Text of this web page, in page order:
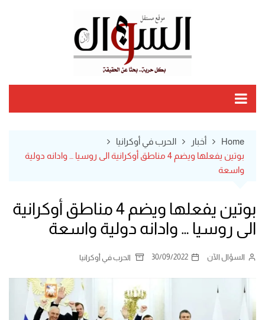
Home أخبار
الحرب في أوكرانيا
بوتين يفعلها ويضم 4 مناطق أوكرانية الى روسيا … وادانه دولية
واسعة
بوتين يفعلها ويضم 4 مناطق أوكرانية
الى روسيا … وادانه دولية واسعة
السؤال الآن 30/09/2022 الحرب في أوكرانيا